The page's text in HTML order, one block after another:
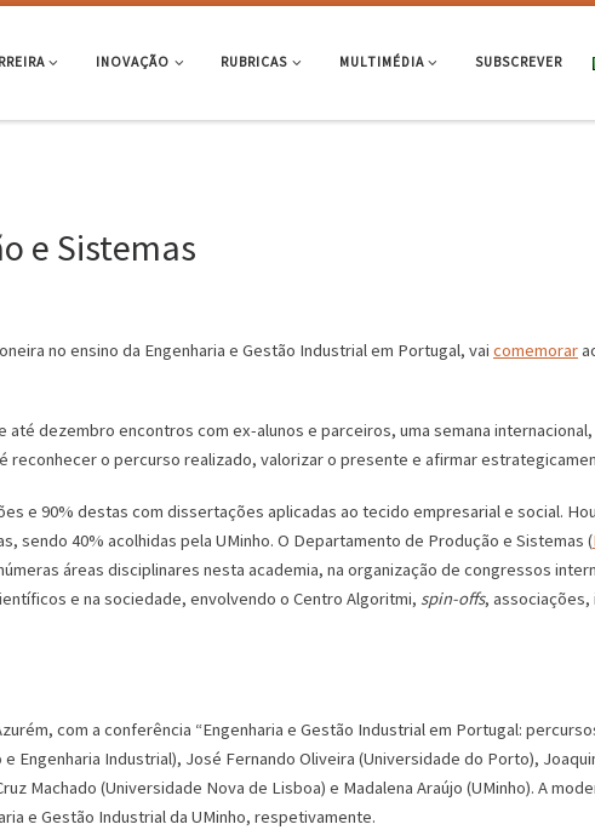
INOVAÇÃO RUBRICAS MULTIMÉDIA SUBSCREVER
e Sistemas
no ensino da Engenharia e Gestão Industrial em Portugal, vai comemorar
dezembro encontros com ex-alunos e parceiros, uma semana
o percurso realizado, valorizar o presente e afirmar
e 90% destas com dissertações aplicadas ao tecido empresarial e social.
sendo 40% acolhidas pela UMinho. O Departamento de Produção e Sistemas (
áreas disciplinares nesta academia, na organização de congressos
e na sociedade, envolvendo o Centro Algoritmi, spin-offs, associações,
com a conferência “Engenharia e Gestão Industrial em Portugal:
Engenharia Industrial), José Fernando Oliveira (Universidade do Porto),
Machado (Universidade Nova de Lisboa) e Madalena Araújo (UMinho). A
e Gestão Industrial da UMinho, respetivamente.